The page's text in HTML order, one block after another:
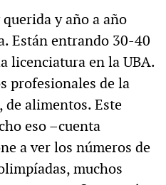
y año a año
Están entrando 30-40
licenciatura en la UBA.
profesionales de la
alimentos. Este
eso –cuenta
a ver los números de
muchos